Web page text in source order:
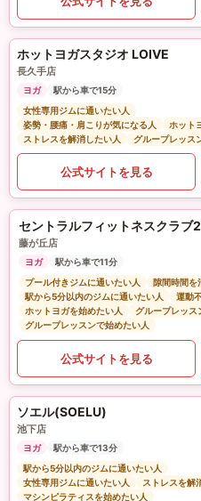
ホットヨガスタジオ LOIVE
長久手店
ヨガ
駅から車で15分
女性専用ジムに通いたい人
姿勢・腰痛・肩こりが気になる人
ホット
ストレスを解消したい人
グループレッス
公式サイトを見る
セントラルフィットネスクラブ
藤が丘店
ヨガ
駅から車で11分
プール付きジムに通いたい人
隙間時間を
駅から5分以内のジムに通いたい人
運動
ホットヨガを始めたい人
グループレッス
グループレッスンで始めたい人
公式サイトを見る
ソエル(SOELU)
池下店
ヨガ
駅から車で13分
駅から5分以内のジムに通いたい人
女性専用ジムに通いたい人
ストレスを解
マシンピラティスを始めたい人